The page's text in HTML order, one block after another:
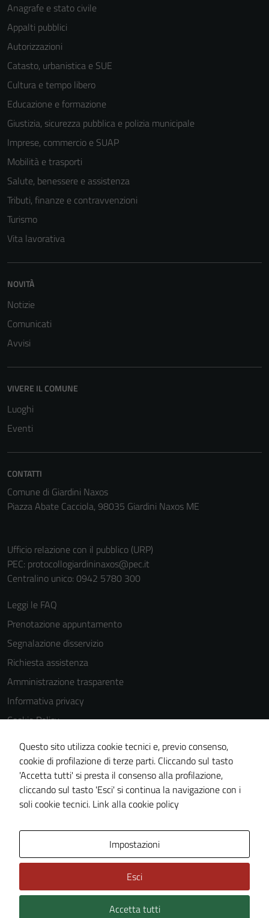
Anagrafe e stato civile
Appalti pubblici
Autorizzazioni
Catasto, urbanistica e SUE
Cultura e tempo libero
Educazione e formazione
Giustizia, sicurezza pubblica e polizia municipale
Imprese, commercio e SUAP
Mobilità e trasporti
Salute, benessere e assistenza
Tributi, finanze e contravvenzioni
Turismo
Vita lavorativa
NOVITÀ
Notizie
Comunicati
Avvisi
VIVERE IL COMUNE
Luoghi
Eventi
CONTATTI
Comune di Giardini Naxos
Piazza Abate Cacciola, 98035 Giardini Naxos ME
Ufficio relazione con il pubblico (URP)
PEC: protocollogiardininaxos@pec.it
Centralino unico: 0942 5780 300
Leggi le FAQ
Prenotazione appuntamento
Segnalazione disservizio
Richiesta assistenza
Amministrazione trasparente
Informativa privacy
Cookie Policy
Note legali
Dichiarazione di accessibilità
Obiettivi di accessibilità
Piano di miglioramento del sito
Technical Design s.r.l.
Questo sito utilizza cookie tecnici e, previo consenso,
cookie di profilazione di terze parti. Cliccando sul tasto
'Accetta tutti' si presta il consenso alla profilazione,
cliccando sul tasto 'Esci' si continua la navigazione con i
soli cookie tecnici. Link alla cookie policy
Impostazioni
Esci
Accetta tutti